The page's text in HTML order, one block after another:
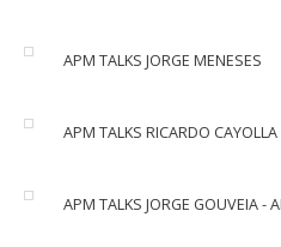
APM TALKS JORGE MENESES
APM TALKS RICARDO CAYOLLA
APM TALKS JORGE GOUVEIA -